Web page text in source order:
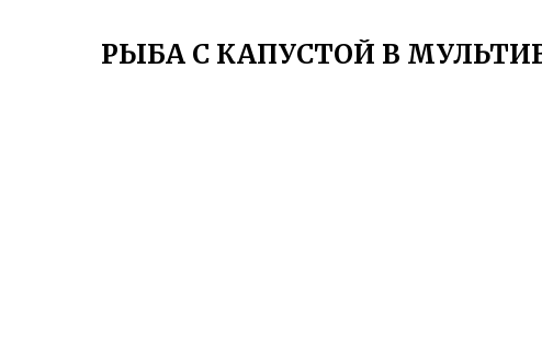
РЫБА С КАПУСТОЙ В